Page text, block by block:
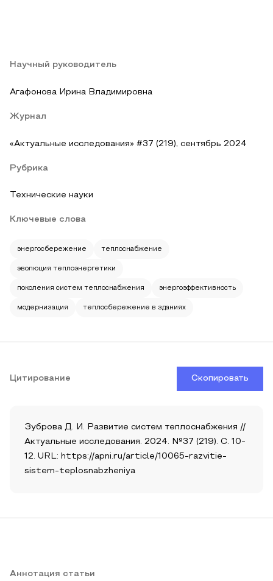
Научный руководитель
Агафонова Ирина Владимировна
Журнал
«Актуальные исследования» #37 (219), сентябрь 2024
Рубрика
Технические науки
Ключевые слова
энергосбережение теплоснабжение
эволюция теплоэнергетики
поколения систем теплоснабжения энергоэффективность
модернизация теплосбережение в зданиях
Цитирование Скопировать
Зуброва Д. И. Развитие систем теплоснабжения //
Актуальные исследования. 2024. №37 (219). С. 10-
12. URL: https://apni.ru/article/10065-razvitie-
sistem-teplosnabzheniya
Аннотация статьи